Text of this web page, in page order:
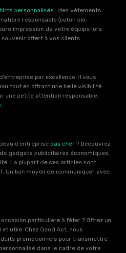
personnalisés : des vêtements
responsable (coton bio,
impression de votre équipe lors
offert à vos clients.
par excellence. Il vous
tout en offrant une belle visibilité
une petite attention responsable,
.
d’entreprise pas cher ? Découvrez
gadgets publicitaires économiques,
La plupart de ces articles sont
Un bon moyen de communiquer avec
particulière à fêter ? Offrez un
et utile. Chez Good Act, nous
promotionnels pour transmettre
dans le cadre de votre